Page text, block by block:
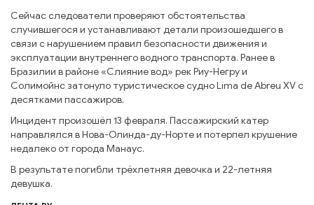
Сейчас следователи проверяют обстоятельства
случившегося и устанавливают детали произошедшего в
связи с нарушением правил безопасности движения и
эксплуатации внутреннего водного транспорта. Ранее в
Бразилии в районе «Слияние вод» рек Риу-Негру и
Солимойнс затонуло туристическое судно Lima de Abreu XV с
десятками пассажиров.
Инцидент произошёл 13 февраля. Пассажирский катер
направлялся в Нова-Олинда-ду-Норте и потерпел крушение
недалеко от города Манаус.
В результате погибли трёхлетняя девочка и 22-летняя
девушка.